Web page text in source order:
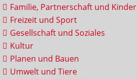
Familie, Partnerschaft und Kinder
Freizeit und Sport
Gesellschaft und Soziales
Kultur
Planen und Bauen
Umwelt und Tiere